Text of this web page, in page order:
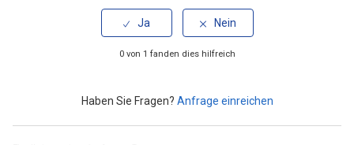
0 von 1 fanden dies hilfreich
Haben Sie Fragen? Anfrage einreichen